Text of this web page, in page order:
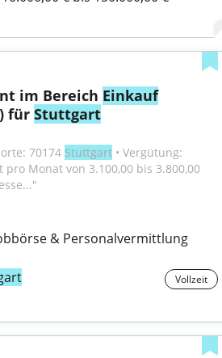
im Bereich Einkauf
für Stuttgart
70174 Stuttgart • Vergütung:
pro Monat von 3.100,00 bis 3.800,00
& Personalvermittlung
Vollzeit